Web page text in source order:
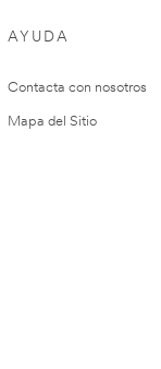
AYUDA
Contacta con nosotros
Mapa del Sitio